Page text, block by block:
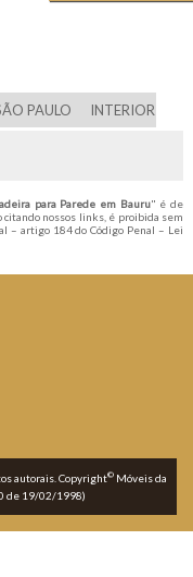
PAULO INTERIOR
para Parede em Bauru" é de
nossos links, é proibida sem
– artigo 184 do Código Penal – Lei
autorais. Copyright© Móveis da
de 19/02/1998)